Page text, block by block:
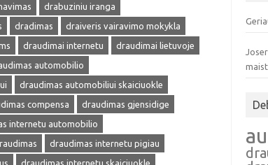
drabuziniu iranga
dradimas
draiveris vairavimo mokykla
draudimai internetu
draudimai lietuvoje
automobilio
draudimas automobiliui skaiciuokle
compensa
draudimas gjensidige
internetu automobilio
draudimas internetu pigiau
draudimas internetu skaiciuokle